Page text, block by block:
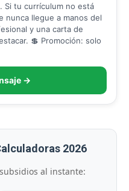
Si tu currículum no está
nunca llegue a manos del
y una carta de
💲 Promoción: solo
→
2026
al instante: